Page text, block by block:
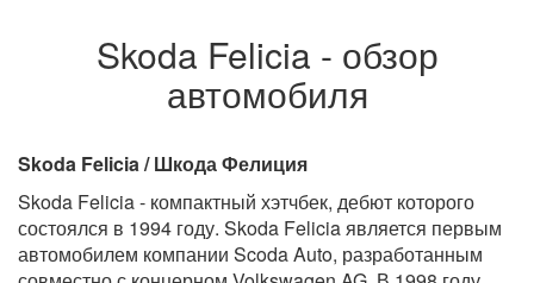
Skoda Felicia - обзор
автомобиля
Skoda Felicia / Шкода Фелиция
Skoda Felicia - компактный хэтчбек, дебют которого
состоялся в 1994 году. Skoda Felicia является первым
автомобилем компании Scoda Auto, разработанным